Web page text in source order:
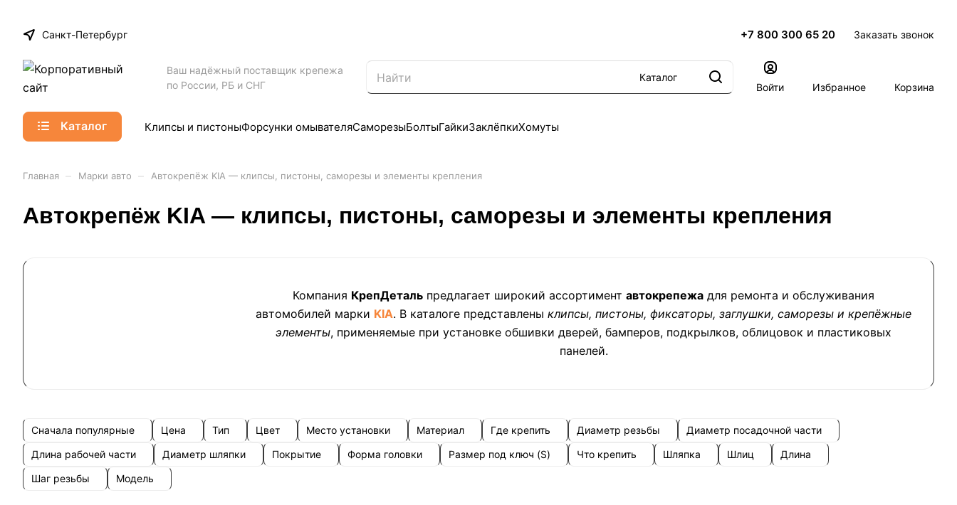
Санкт-Петербург +7 800 300 65 20 Заказать звонок
Ваш надёжный поставщик крепежа
по России, РБ и СНГ
Каталог
Войти
Избранное Корзина
Каталог Клипсы и пистоныФорсунки омывателяСаморезыБолтыГайкиЗаклёпкиХомуты
Главная Марки авто Автокрепёж KIA — клипсы, пистоны, саморезы и элементы крепления
Автокрепёж KIA — клипсы, пистоны, саморезы и элементы крепления
Компания КрепДеталь предлагает широкий ассортимент автокрепежа для ремонта и обслуживания
автомобилей марки KIA . В каталоге представлены клипсы, пистоны, фиксаторы, заглушки, саморезы и крепёжные
элементы, применяемые при установке обшивки дверей, бамперов, подкрылков, облицовок и пластиковых
панелей.
Сначала популярные Цена Тип Цвет Место установки Материал Где крепить Диаметр резьбы
Диаметр посадочной части
Длина рабочей части
Диаметр шляпки Покрытие Форма головки Размер под ключ (S) Что крепить Шляпка Шлиц
Длина
Шаг резьбы
Модель